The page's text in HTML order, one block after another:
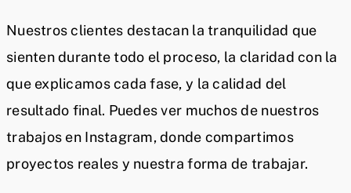
Nuestros clientes destacan la tranquilidad que
sienten durante todo el proceso, la claridad con la
que explicamos cada fase, y la calidad del
resultado final. Puedes ver muchos de nuestros
trabajos en Instagram, donde compartimos
proyectos reales y nuestra forma de trabajar.